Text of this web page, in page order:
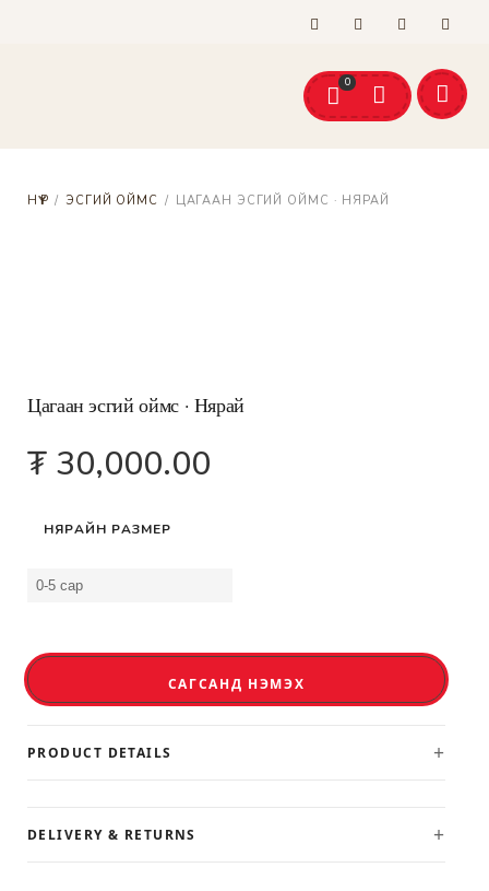
shop@bog.mn +976-99054946
Ноолууран бүтээгдэхүүн Арчилгаа
0
НҮҮР / ЭСГИЙ ОЙМС / ЦАГААН ЭСГИЙ ОЙМС · НЯРАЙ
Цагаан эсгий оймс · Нярай
₮ 30,000.00
НЯРАЙН РАЗМЕР
САГСАНД НЭМЭХ
PRODUCT DETAILS +
DELIVERY & RETURNS +